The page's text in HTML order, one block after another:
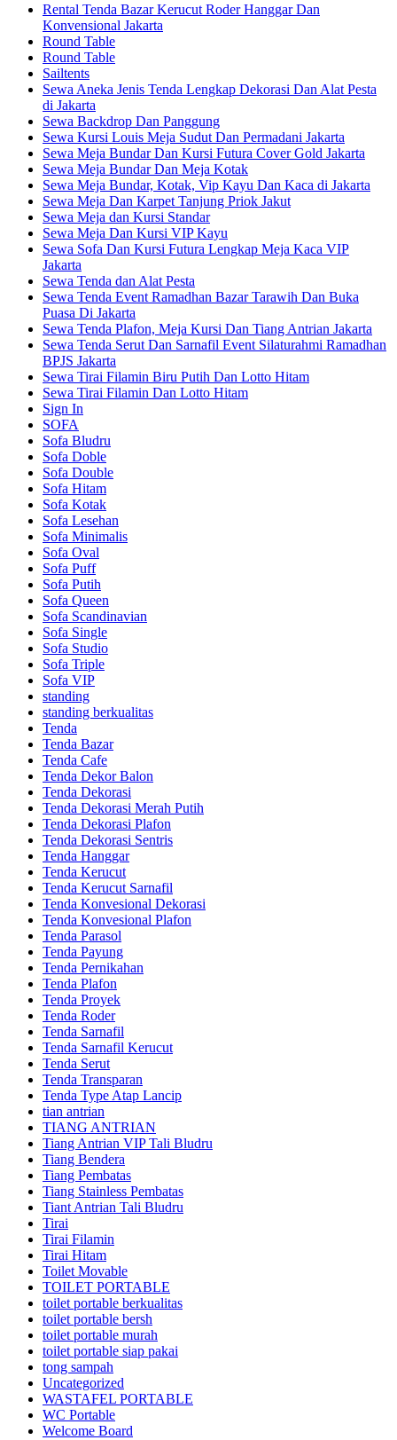
Rental Tenda Bazar Kerucut Roder Hanggar Dan
Konvensional Jakarta
Round Table
Round Table
Sailtents
Sewa Aneka Jenis Tenda Lengkap Dekorasi Dan Alat Pesta
di Jakarta
Sewa Backdrop Dan Panggung
Sewa Kursi Louis Meja Sudut Dan Permadani Jakarta
Sewa Meja Bundar Dan Kursi Futura Cover Gold Jakarta
Sewa Meja Bundar Dan Meja Kotak
Sewa Meja Bundar, Kotak, Vip Kayu Dan Kaca di Jakarta
Sewa Meja Dan Karpet Tanjung Priok Jakut
Sewa Meja dan Kursi Standar
Sewa Meja Dan Kursi VIP Kayu
Sewa Sofa Dan Kursi Futura Lengkap Meja Kaca VIP
Jakarta
Sewa Tenda dan Alat Pesta
Sewa Tenda Event Ramadhan Bazar Tarawih Dan Buka
Puasa Di Jakarta
Sewa Tenda Plafon, Meja Kursi Dan Tiang Antrian Jakarta
Sewa Tenda Serut Dan Sarnafil Event Silaturahmi Ramadhan
BPJS Jakarta
Sewa Tirai Filamin Biru Putih Dan Lotto Hitam
Sewa Tirai Filamin Dan Lotto Hitam
Sign In
SOFA
Sofa Bludru
Sofa Doble
Sofa Double
Sofa Hitam
Sofa Kotak
Sofa Lesehan
Sofa Minimalis
Sofa Oval
Sofa Puff
Sofa Putih
Sofa Queen
Sofa Scandinavian
Sofa Single
Sofa Studio
Sofa Triple
Sofa VIP
standing
standing berkualitas
Tenda
Tenda Bazar
Tenda Cafe
Tenda Dekor Balon
Tenda Dekorasi
Tenda Dekorasi Merah Putih
Tenda Dekorasi Plafon
Tenda Dekorasi Sentris
Tenda Hanggar
Tenda Kerucut
Tenda Kerucut Sarnafil
Tenda Konvesional Dekorasi
Tenda Konvesional Plafon
Tenda Parasol
Tenda Payung
Tenda Pernikahan
Tenda Plafon
Tenda Proyek
Tenda Roder
Tenda Sarnafil
Tenda Sarnafil Kerucut
Tenda Serut
Tenda Transparan
Tenda Type Atap Lancip
tian antrian
TIANG ANTRIAN
Tiang Antrian VIP Tali Bludru
Tiang Bendera
Tiang Pembatas
Tiang Stainless Pembatas
Tiant Antrian Tali Bludru
Tirai
Tirai Filamin
Tirai Hitam
Toilet Movable
TOILET PORTABLE
toilet portable berkualitas
toilet portable bersh
toilet portable murah
toilet portable siap pakai
tong sampah
Uncategorized
WASTAFEL PORTABLE
WC Portable
Welcome Board